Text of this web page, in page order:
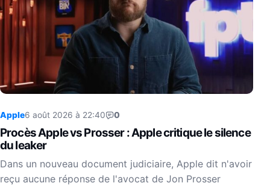
Apple6 août 2026 à 22:40 0
Procès Apple vs Prosser : Apple critique le silence
du leaker
Dans un nouveau document judiciaire, Apple dit n'avoir
reçu aucune réponse de l'avocat de Jon Prosser